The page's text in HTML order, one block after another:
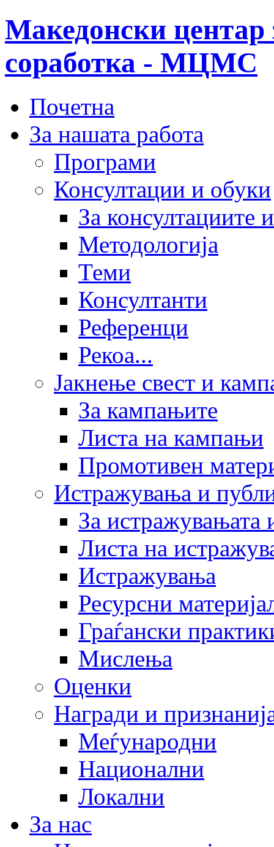
Македонски центар
соработка - МЦМС
Почетна
За нашата работа
Програми
Консултации и обуки
За консултациите
Методологија
Теми
Консултанти
Референци
Рекоа...
Јакнење свест и
За кампањите
Листа на кампањи
Промотивен
Истражувања и
За истражувањата
Листа на
Истражувања
Ресурсни
Граѓански
Мислења
Оценки
Награди и
Меѓународни
Национални
Локални
За нас